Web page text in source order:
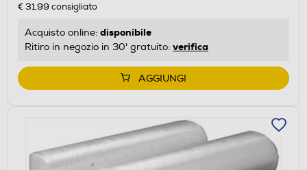
€ 31,99 consigliato
Acquisto online: disponibile
Ritiro in negozio in 30' gratuito: verifica
AGGIUNGI